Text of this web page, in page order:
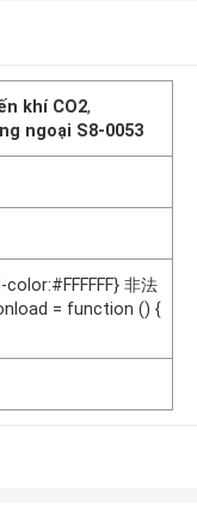
khí CO2,
ngoại S8-0053
非法
= function () {